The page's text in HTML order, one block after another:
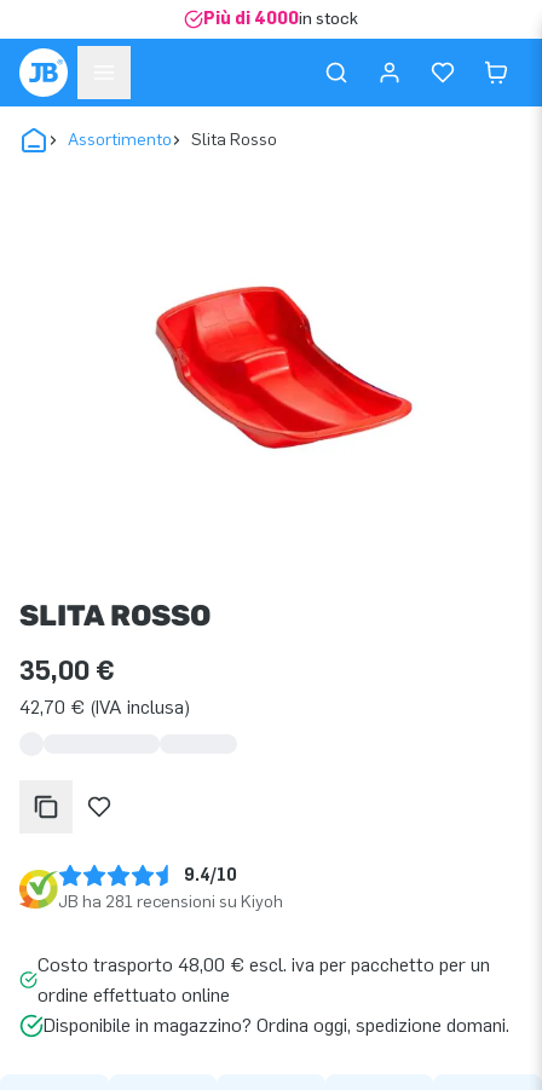
Più di 4000in stock
Assortimento Slita Rosso
SLITA ROSSO
35,00 €
42,70 € (IVA inclusa)
9.4/10
JB ha 281 recensioni su Kiyoh
Costo trasporto 48,00 € escl. iva per pacchetto per un
ordine effettuato online
Disponibile in magazzino? Ordina oggi, spedizione domani.